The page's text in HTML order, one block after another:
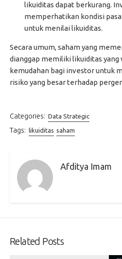
likuiditas dapat berkurang.
memperhatikan kondisi
untuk menilai likuiditas.
Secara umum, saham yang
dianggap memiliki likuiditas
kemudahan bagi investor untuk
risiko yang besar terhadap
Categories: Data Strategic
Tags: likuiditas saham
Afditya Imam
Related Posts